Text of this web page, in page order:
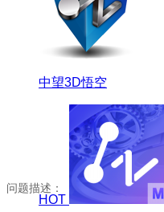
中望3D悟空
HOT
问题描述：